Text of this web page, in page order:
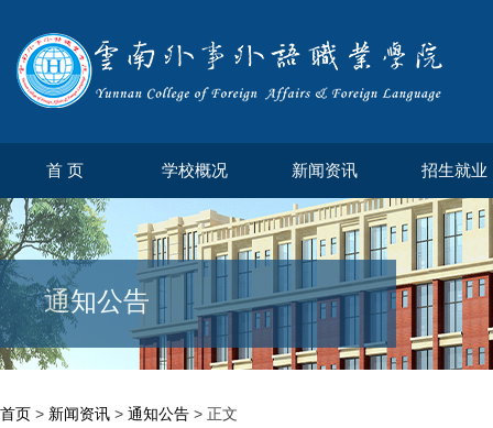
首 页 学校概况 新闻资讯 招生就业
通知公告
首页 > 新闻资讯 > 通知公告 > 正文